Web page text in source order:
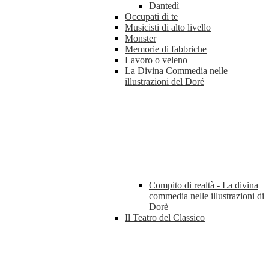
Dantedì
Occupati di te
Musicisti di alto livello
Monster
Memorie di fabbriche
Lavoro o veleno
La Divina Commedia nelle
illustrazioni del Doré
Compito di realtà - La divina
commedia nelle illustrazioni di
Dorè
Il Teatro del Classico